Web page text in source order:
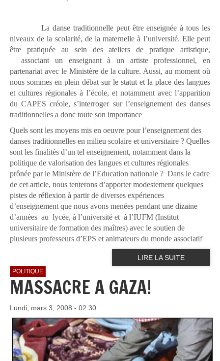
La danse traditionnelle peut être enseignée à tous les
niveaux de la scolarité, de la maternelle à l’université. Elle peut
être pratiquée au sein des ateliers de pratique artistique,
associant un enseignant à un artiste professionnel, en
partenariat avec le Ministère de la culture. Aussi, au moment où
nous sommes en plein débat sur le statut et la place des langues
et cultures régionales à l’école, et notamment avec l’apparition
du CAPES créole, s’interroger sur l’enseignement des danses
traditionnelles a donc toute son importance
Quels sont les moyens mis en oeuvre pour l’enseignement des
danses traditionnelles en milieu scolaire et universitaire ? Quelles
sont les finalités d’un tel enseignement, notamment dans la
politique de valorisation des langues et cultures régionales
prônée par le Ministère de l’Education nationale ? Dans le cadre
de cet article, nous tenterons d’apporter modestement quelques
pistes de réflexion à partir de diverses expériences
d’enseignement que nous avons menées pendant une dizaine
d’années au lycée, à l’université et à l’IUFM (Institut
universitaire de formation des maîtres) avec le soutien de
plusieurs professeurs d’EPS et animateurs du monde associatif
LIRE LA SUITE
POLITIQUE
MASSACRE A GAZA!
Lundi, mars 3, 2008 - 02:30